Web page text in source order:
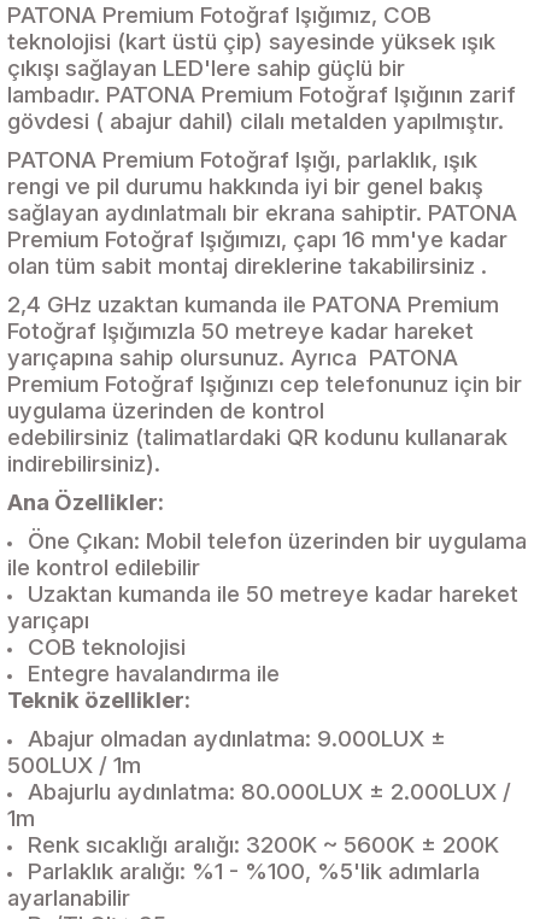
PATONA Premium Fotoğraf Işığımız, COB
teknolojisi (kart üstü çip) sayesinde yüksek ışık
çıkışı sağlayan LED'lere sahip güçlü bir
lambadır. PATONA Premium Fotoğraf Işığının zarif
gövdesi ( abajur dahil) cilalı metalden yapılmıştır.
PATONA Premium Fotoğraf Işığı, parlaklık, ışık
rengi ve pil durumu hakkında iyi bir genel bakış
sağlayan aydınlatmalı bir ekrana sahiptir. PATONA
Premium Fotoğraf Işığımızı, çapı 16 mm'ye kadar
olan tüm sabit montaj direklerine takabilirsiniz .
2,4 GHz uzaktan kumanda ile PATONA Premium
Fotoğraf Işığımızla 50 metreye kadar hareket
yarıçapına sahip olursunuz. Ayrıca PATONA
Premium Fotoğraf Işığınızı cep telefonunuz için bir
uygulama üzerinden de kontrol
edebilirsiniz (talimatlardaki QR kodunu kullanarak
indirebilirsiniz).
Ana Özellikler:
Öne Çıkan: Mobil telefon üzerinden bir uygulama
ile kontrol edilebilir
Uzaktan kumanda ile 50 metreye kadar hareket
yarıçapı
COB teknolojisi
Entegre havalandırma ile
Teknik özellikler:
Abajur olmadan aydınlatma: 9.000LUX ±
500LUX / 1m
Abajurlu aydınlatma: 80.000LUX ± 2.000LUX /
1m
Renk sıcaklığı aralığı: 3200K ~ 5600K ± 200K
Parlaklık aralığı: %1 - %100, %5'lik adımlarla
ayarlanabilir